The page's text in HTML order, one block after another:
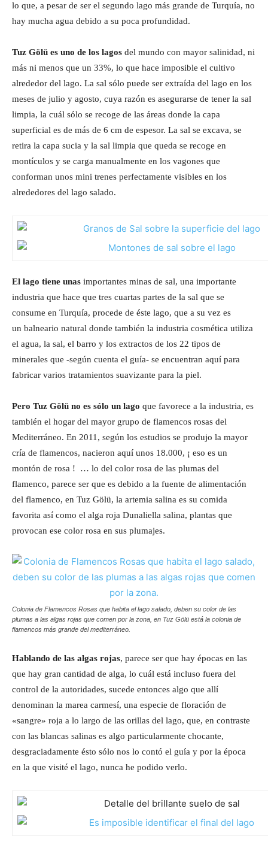
lo que, a pesar de ser el segundo lago más grande de Turquía, no
hay mucha agua debido a su poca profundidad.
Tuz Gölü es uno de los lagos del mundo con mayor salinidad, ni
más ni menos que un 33%, lo que hace imposible el cultivo
alrededor del lago. La sal sólo puede ser extraída del lago en los
meses de julio y agosto, cuya razón es asegurarse de tener la sal
limpia, la cuál sólo se recoge de las áreas donde la capa
superficial es de más de 6 cm de espesor. La sal se excava, se
retira la capa sucia y la sal limpia que queda se recoge en
montículos y se carga manualmente en los vagones que
conforman unos mini trenes perfectamente visibles en los
alrededores del lago salado.
El lago tiene unas importantes minas de sal, una importante
industria que hace que tres cuartas partes de la sal que se
consume en Turquía, procede de éste lago, que a su vez es
un balneario natural donde también la industria cosmética utiliza
el agua, la sal, el barro y los extractos de los 22 tipos de
minerales que -según cuenta el guía- se encuentran aquí para
fabricar varios tratamientos suavizante para la piel.
Pero Tuz Gölü no es sólo un lago que favorece a la industria, es
también el hogar del mayor grupo de flamencos rosas del
Mediterráneo. En 2011, según los estudios se produjo la mayor
cría de flamencos, nacieron aquí unos 18.000, ¡ eso es un
montón de rosa ! … lo del color rosa de las plumas del
flamenco, parece ser que es debido a la fuente de alimentación
del flamenco, en Tuz Gölü, la artemia salina es su comida
favorita así como el alga roja Dunaliella salina, plantas que
provocan ese color rosa en sus plumajes.
Colonia de Flamencos Rosas que habita el lago salado, deben su color de las
plumas a las algas rojas que comen por la zona, en Tuz Gölü está la colonia de
flamencos más grande del mediterráneo.
Hablando de las algas rojas, parece ser que hay épocas en las
que hay gran cantidad de alga, lo cuál está incluso fuera del
control de la autoridades, sucede entonces algo que allí
denominan la marea carmesí, una especie de floración de
«sangre» roja a lo largo de las orillas del lago, que, en contraste
con las blancas salinas es algo particularmente chocante,
desgraciadamente ésto sólo nos lo contó el guía y por la época
en la que visité el lago, nunca he podido verlo.